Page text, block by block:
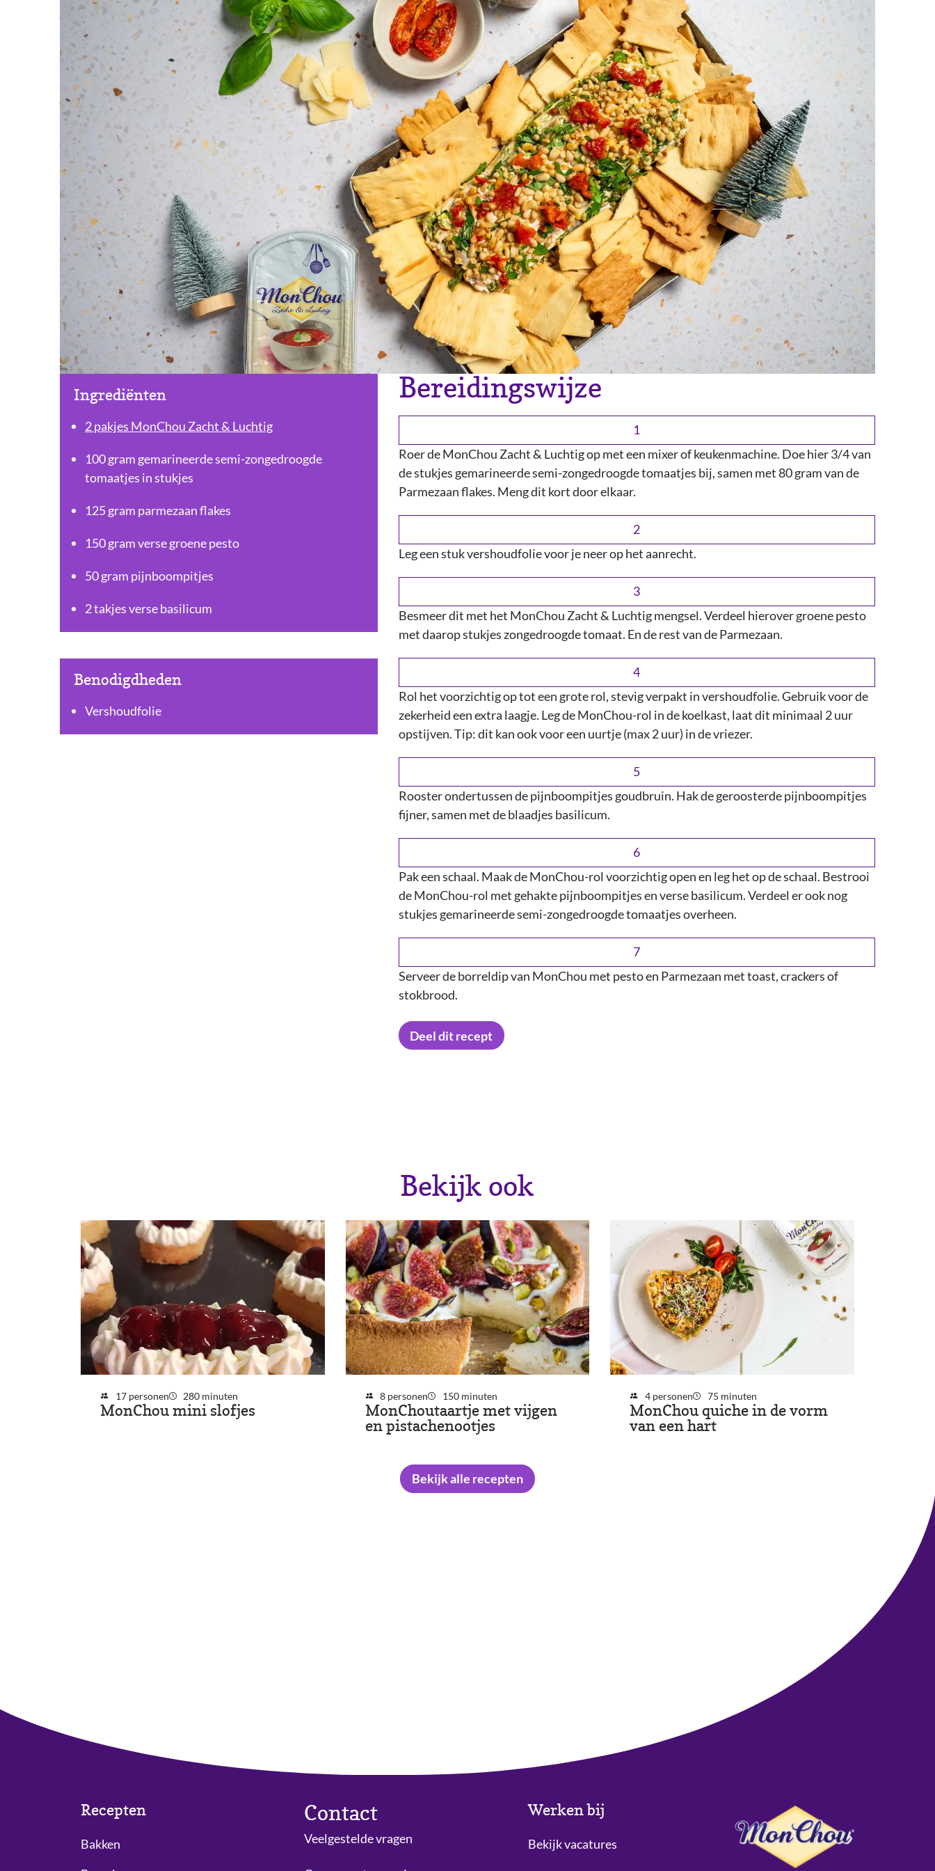
Ingrediënten
2 pakjes MonChou Zacht & Luchtig
100 gram gemarineerde semi-zongedroogde
tomaatjes in stukjes
125 gram parmezaan flakes
150 gram verse groene pesto
50 gram pijnboompitjes
2 takjes verse basilicum
Benodigdheden
Vershoudfolie
Bereidingswijze
Roer de MonChou Zacht & Luchtig op met een mixer of keukenmachine. Doe hier 3/4 van
de stukjes gemarineerde semi-zongedroogde tomaatjes bij, samen met 80 gram van de
Parmezaan flakes. Meng dit kort door elkaar.
Leg een stuk vershoudfolie voor je neer op het aanrecht.
Besmeer dit met het MonChou Zacht & Luchtig mengsel. Verdeel hierover groene pesto
met daarop stukjes zongedroogde tomaat. En de rest van de Parmezaan.
Rol het voorzichtig op tot een grote rol, stevig verpakt in vershoudfolie. Gebruik voor de
zekerheid een extra laagje. Leg de MonChou-rol in de koelkast, laat dit minimaal 2 uur
opstijven. Tip: dit kan ook voor een uurtje (max 2 uur) in de vriezer.
Rooster ondertussen de pijnboompitjes goudbruin. Hak de geroosterde pijnboompitjes
fijner, samen met de blaadjes basilicum.
Pak een schaal. Maak de MonChou-rol voorzichtig open en leg het op de schaal. Bestrooi
de MonChou-rol met gehakte pijnboompitjes en verse basilicum. Verdeel er ook nog
stukjes gemarineerde semi-zongedroogde tomaatjes overheen.
Serveer de borreldip van MonChou met pesto en Parmezaan met toast, crackers of
stokbrood.
Deel dit recept
Kopieer URL
Bekijk ook
17 personen 280 minuten
MonChou mini slofjes
8 personen 150 minuten
MonChoutaartje met vijgen
en pistachenootjes
4 personen 75 minuten
MonChou quiche in de vorm
van een hart
Bekijk alle recepten
Recepten
Bakken
Contact
Veelgestelde vragen
Werken bij
Bekijk vacatures
Sluiten